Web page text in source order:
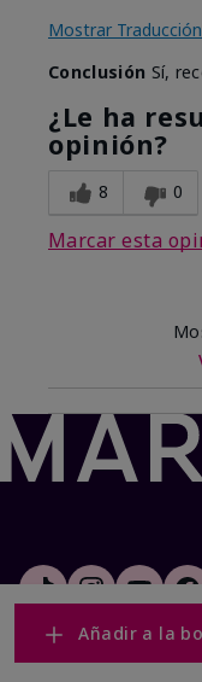
Añadir a la
Mostrar Traducción
Conclusión Sí,
¿Le ha
opinión?
8 0
Marcar esta